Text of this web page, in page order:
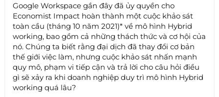
Google Workspace gần đây đã ủy quyền cho
Economist Impact hoàn thành một cuộc khảo sát
toàn cầu (tháng 10 năm 2021)* về mô hình Hybrid
working, bao gồm cả những thách thức và cơ hội của
nó. Chúng ta biết rằng đại dịch đã thay đổi cơ bản
thế giới việc làm, nhưng cuộc khảo sát nhấn mạnh
quy mô, phạm vi tiếp cận và trả lời cho câu hỏi điều
gì sẽ xảy ra khi doanh nghiệp duy trì mô hình Hybrid
working quá lâu?